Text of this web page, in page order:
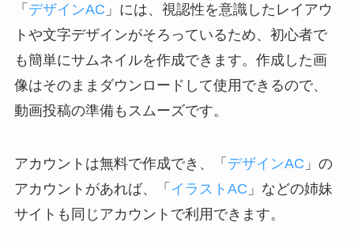
「 デザインAC 」には、視認性を意識したレイアウ
トや文字デザインがそろっているため、初心者で
も簡単にサムネイルを作成できます。作成した画
像はそのままダウンロードして使用できるので、
動画投稿の準備もスムーズです。
アカウントは無料で作成でき、「 デザインAC 」の
アカウントがあれば、「 イラストAC 」などの姉妹
サイトも同じアカウントで利用できます。